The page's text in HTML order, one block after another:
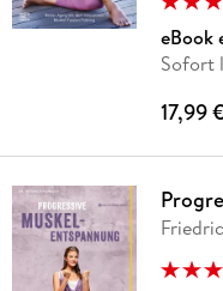
eBook
Sofort
17,99 €